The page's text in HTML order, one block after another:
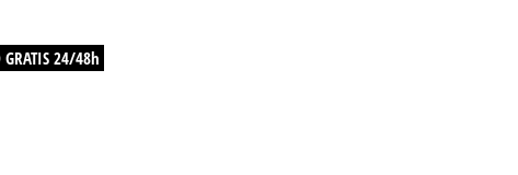
24/48h